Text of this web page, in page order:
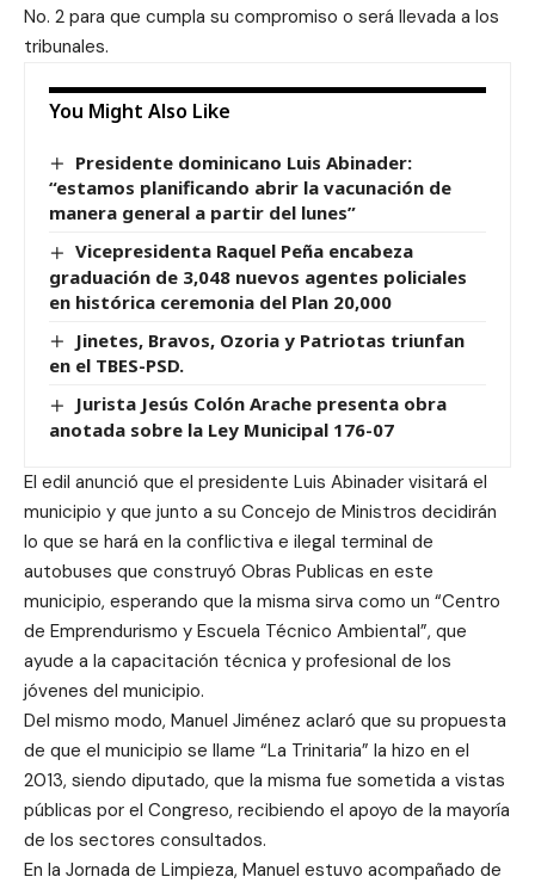
No. 2 para que cumpla su compromiso o será llevada a los
tribunales.
You Might Also Like
Presidente dominicano Luis Abinader:
“estamos planificando abrir la vacunación de
manera general a partir del lunes”
Vicepresidenta Raquel Peña encabeza
graduación de 3,048 nuevos agentes policiales
en histórica ceremonia del Plan 20,000
Jinetes, Bravos, Ozoria y Patriotas triunfan
en el TBES-PSD.
Jurista Jesús Colón Arache presenta obra
anotada sobre la Ley Municipal 176-07
El edil anunció que el presidente Luis Abinader visitará el
municipio y que junto a su Concejo de Ministros decidirán
lo que se hará en la conflictiva e ilegal terminal de
autobuses que construyó Obras Publicas en este
municipio, esperando que la misma sirva como un “Centro
de Emprendurismo y Escuela Técnico Ambiental”, que
ayude a la capacitación técnica y profesional de los
jóvenes del municipio.
Del mismo modo, Manuel Jiménez aclaró que su propuesta
de que el municipio se llame “La Trinitaria” la hizo en el
2013, siendo diputado, que la misma fue sometida a vistas
públicas por el Congreso, recibiendo el apoyo de la mayoría
de los sectores consultados.
En la Jornada de Limpieza, Manuel estuvo acompañado de